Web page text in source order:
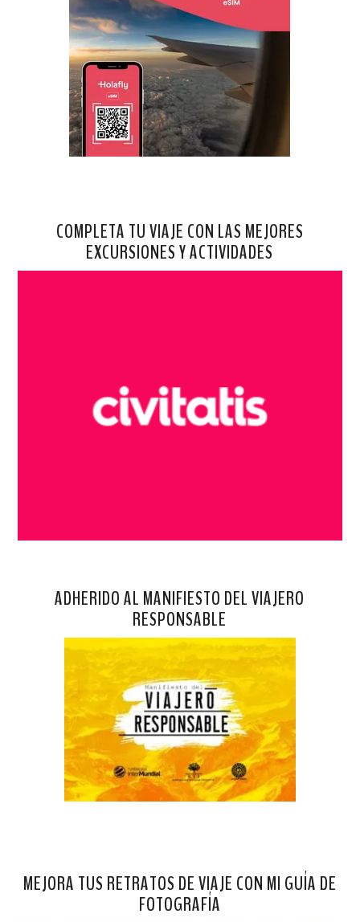
COMPLETA TU VIAJE CON LAS MEJORES
EXCURSIONES Y ACTIVIDADES
ADHERIDO AL MANIFIESTO DEL VIAJERO
RESPONSABLE
MEJORA TUS RETRATOS DE VIAJE CON MI GUÍA DE
FOTOGRAFÍA